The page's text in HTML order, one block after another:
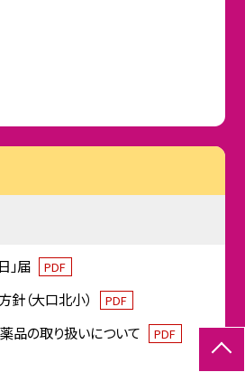
」届 PDF
（大口北小） PDF
品の取り扱いについて PDF